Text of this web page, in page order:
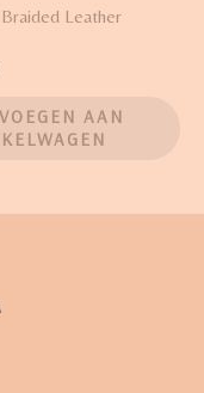
Braided Leather
AAN